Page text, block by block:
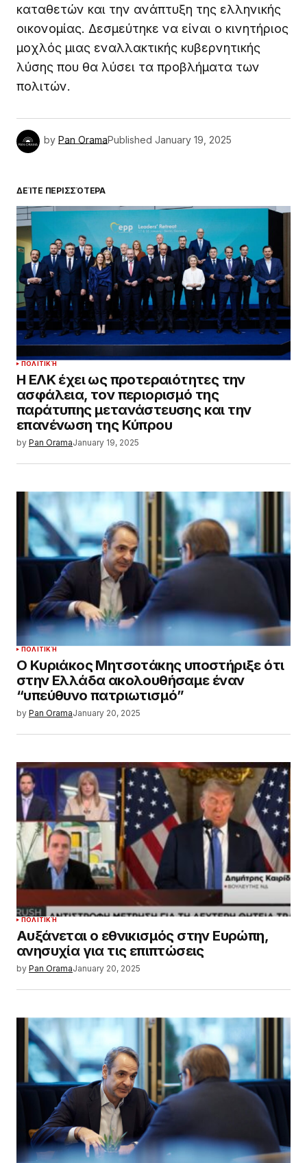
καταθετών και την ανάπτυξη της ελληνικής
οικονομίας. Δεσμεύτηκε να είναι ο κινητήριος
μοχλός μιας εναλλακτικής κυβερνητικής
λύσης που θα λύσει τα προβλήματα των
πολιτών.
by Pan OramaPublished January 19, 2025
ΔΕΊΤΕ ΠΕΡΙΣΣΌΤΕΡΑ
ΠΟΛΙΤΙΚΉ
Η ΕΛΚ έχει ως προτεραιότητες την
ασφάλεια, τον περιορισμό της
παράτυπης μετανάστευσης και την
επανένωση της Κύπρου
by Pan OramaJanuary 19, 2025
ΠΟΛΙΤΙΚΉ
Ο Κυριάκος Μητσοτάκης υποστήριξε ότι
στην Ελλάδα ακολουθήσαμε έναν
“υπεύθυνο πατριωτισμό”
by Pan OramaJanuary 20, 2025
ΠΟΛΙΤΙΚΉ
Αυξάνεται ο εθνικισμός στην Ευρώπη,
ανησυχία για τις επιπτώσεις
by Pan OramaJanuary 20, 2025